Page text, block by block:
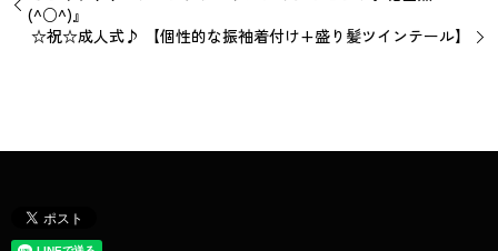
(^○^)』
☆祝☆成人式♪ 【個性的な振袖着付け+盛り髪ツインテール】